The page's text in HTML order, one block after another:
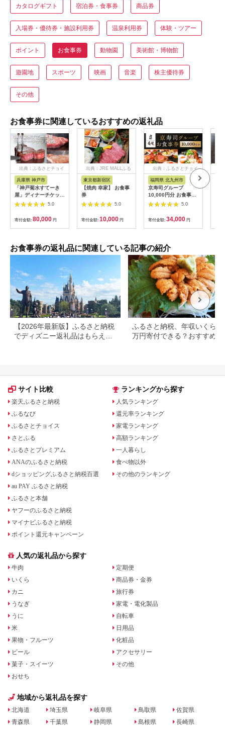
カタログギフト 宿泊券・食事券 商品券
入場券・優待券・施設利用券 温泉利用券 体験・ツアー
ポイント お食事券 動物園 美術館・博物館
遊園地 スポーツ 映画 音楽 株主優待券
その他
お食事券に関連しているおすすめの返礼品
出典：ふるさとチョイ
兵庫県 神戸市
「神戸菊水すてーき
屋」ディナーチケット
（2枚）
5.0
寄付金額: 80,000 円
出典：JRE MALLふる
東京都新宿区
【焼肉 幸家】 お食事
券
5.0
寄付金額: 10,000 円
出典：ふるさとチョイ
福岡県 北九州市
京寿司グループ
10,000円分 お食事券
1000円×10枚 食事チ
ケット チケット 寿司
福岡県 北九州市
5.0
寄付金額: 34,000 円
お食事券の返礼品に関連している記事の紹介
【2026年最新版】ふるさと納税
でディズニー返礼品はもらえ
ふるさと納税、年収いくらで
万円寄付できる？おすすめ返
サイト比較
楽天ふるさと納税
ふるなび
ふるさとチョイス
さとふる
ふるさとプレミアム
ANAのふるさと納税
dショッピングふるさと納税百選
au PAY ふるさと納税
ふるさと本舗
ヤフーのふるさと納税
マイナビふるさと納税
ポイント還元キャンペーン
ランキングから探す
人気ランキング
還元率ランキング
家電ランキング
高額ランキング
一人暮らし
食べ物以外
その他のランキング
人気の返礼品から探す
牛肉
いくら
カニ
うなぎ
うに
米
果物・フルーツ
ビール
菓子・スイーツ
おせち
定期便
商品券・金券
旅行券
家電・電化製品
自転車
日用品
化粧品
アクセサリー
その他
地域から返礼品を探す
北海道
青森県
埼玉県
千葉県
岐阜県
静岡県
鳥取県
島根県
佐賀県
長崎県